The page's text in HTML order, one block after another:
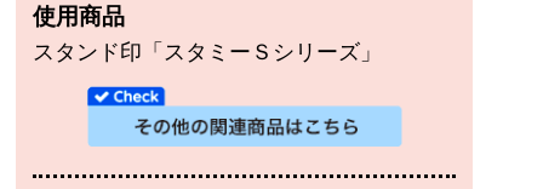
使用商品
スタンド印「スタミーＳシリーズ」